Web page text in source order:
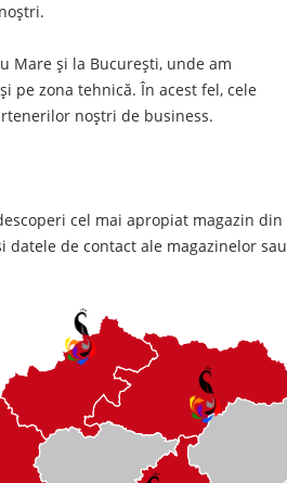
Mare și la București, unde am
pe zona tehnică. În acest fel, cele
noștri de business.
cel mai apropiat magazin din
datele de contact ale magazinelor sau